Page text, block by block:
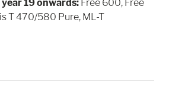
19 onwards: Free 600, Free
T 470/580 Pure, ML-T